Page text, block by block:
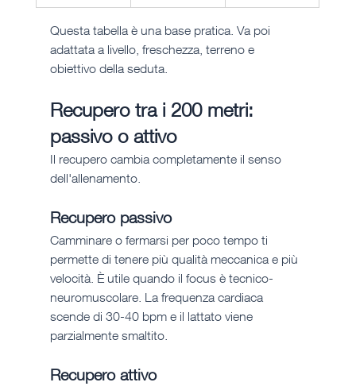
Questa tabella è una base pratica. Va poi
adattata a livello, freschezza, terreno e
obiettivo della seduta.
Recupero tra i 200 metri:
passivo o attivo
Il recupero cambia completamente il senso
dell'allenamento.
Recupero passivo
Camminare o fermarsi per poco tempo ti
permette di tenere più qualità meccanica e più
velocità. È utile quando il focus è tecnico-
neuromuscolare. La frequenza cardiaca
scende di 30-40 bpm e il lattato viene
parzialmente smaltito.
Recupero attivo